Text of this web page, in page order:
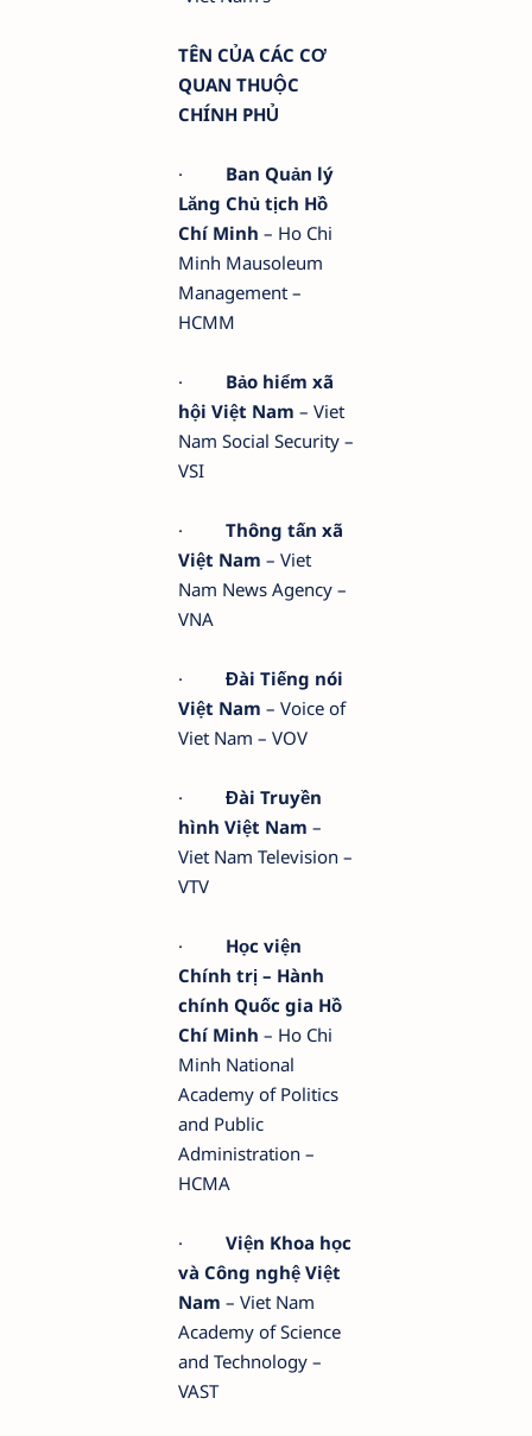
TÊN CỦA CÁC CƠ
QUAN THUỘC
CHÍNH PHỦ
· Ban Quản lý
Lăng Chủ tịch Hồ
Chí Minh – Ho Chi
Minh Mausoleum
Management –
HCMM
· Bảo hiểm xã
hội Việt Nam – Viet
Nam Social Security –
VSI
· Thông tấn xã
Việt Nam – Viet
Nam News Agency –
VNA
· Đài Tiếng nói
Việt Nam – Voice of
Viet Nam – VOV
· Đài Truyền
hình Việt Nam –
Viet Nam Television –
VTV
· Học viện
Chính trị – Hành
chính Quốc gia Hồ
Chí Minh – Ho Chi
Minh National
Academy of Politics
and Public
Administration –
HCMA
· Viện Khoa học
và Công nghệ Việt
Nam – Viet Nam
Academy of Science
and Technology –
VAST